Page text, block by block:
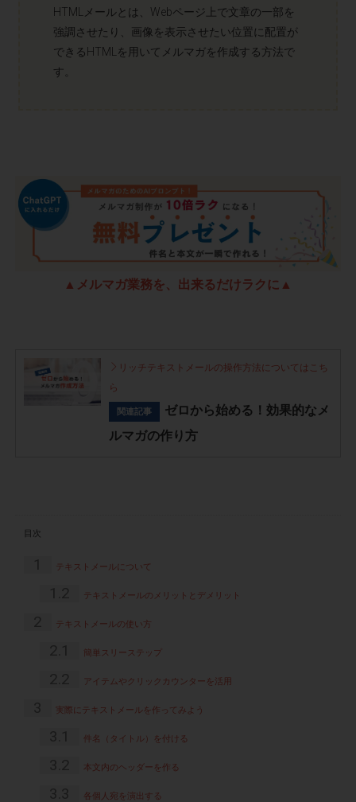
HTMLメールとは、Webページ上で文章の一部を
強調させたり、画像を表示させたい位置に配置が
できるHTMLを用いてメルマガを作成する方法で
す。
▲メルマガ業務を、出来るだけラクに▲
リッチテキストメールの操作方法についてはこち
ら
関連記事
ゼロから始める！効果的なメ
ルマガの作り方
目次
テキストメールについて
テキストメールのメリットとデメリット
テキストメールの使い方
簡単スリーステップ
アイテムやクリックカウンターを活用
実際にテキストメールを作ってみよう
件名（タイトル）を付ける
本文内のヘッダーを作る
各個人宛を演出する